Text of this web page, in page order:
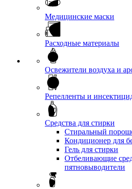
Медицинские маски
Расходные материалы
Освежители воздуха и
Репелленты и
Средства для стирки
Стиральный
Кондиционер для
Гель для стирки
Отбеливающие
пятновыводители